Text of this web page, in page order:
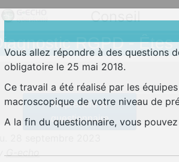
Conseil
Diagnostic RGPD -
Reprendre le
questionnaire
Vous allez répondre à des questions
obligatoire le 25 mai 2018.
Ce travail a été réalisé par les
macroscopique de votre niveau de
A la fin du questionnaire, vous